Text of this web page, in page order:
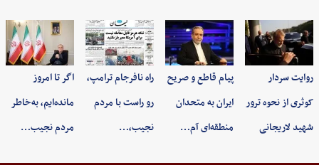
روایت سردار
کوثری از نحوه ترور
شهید لاریجانی
پیام قاطع و صریح
ایران به متحدان
منطقه‌ای آم…
راه نافرجام ترامپ،
رو راست با مردم
نجیب،…
اگر تا امروز
مانده‌ایم، به‌خاطر
مردم نجیب…